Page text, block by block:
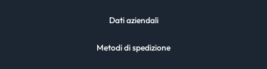
Dati aziendali
Metodi di spedizione